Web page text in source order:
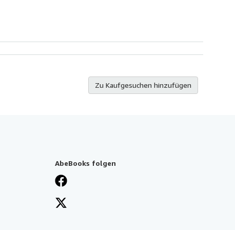
Zu Kaufgesuchen hinzufügen
AbeBooks folgen